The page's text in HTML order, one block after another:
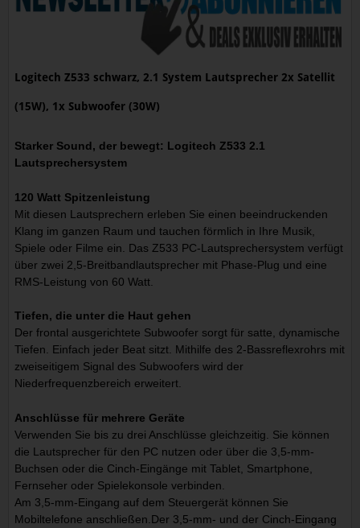
Logitech Z533 schwarz, 2.1 System Lautsprecher 2x Satellit
(15W), 1x Subwoofer (30W)
Starker Sound, der bewegt: Logitech Z533 2.1
Lautsprechersystem
120 Watt Spitzenleistung
Mit diesen Lautsprechern erleben Sie einen beeindruckenden
Klang im ganzen Raum und tauchen förmlich in Ihre Musik,
Spiele oder Filme ein. Das Z533 PC-Lautsprechersystem verfügt
über zwei 2,5-Breitbandlautsprecher mit Phase-Plug und eine
RMS-Leistung von 60 Watt.
Tiefen, die unter die Haut gehen
Der frontal ausgerichtete Subwoofer sorgt für satte, dynamische
Tiefen. Einfach jeder Beat sitzt. Mithilfe des 2-Bassreflexrohrs mit
zweiseitigem Signal des Subwoofers wird der
Niederfrequenzbereich erweitert.
Anschlüsse für mehrere Geräte
Verwenden Sie bis zu drei Anschlüsse gleichzeitig. Sie können
die Lautsprecher für den PC nutzen oder über die 3,5-mm-
Buchsen oder die Cinch-Eingänge mit Tablet, Smartphone,
Fernseher oder Spielekonsole verbinden.
Am 3,5-mm-Eingang auf dem Steuergerät können Sie
Mobiltelefone anschließen.Der 3,5-mm- und der Cinch-Eingang